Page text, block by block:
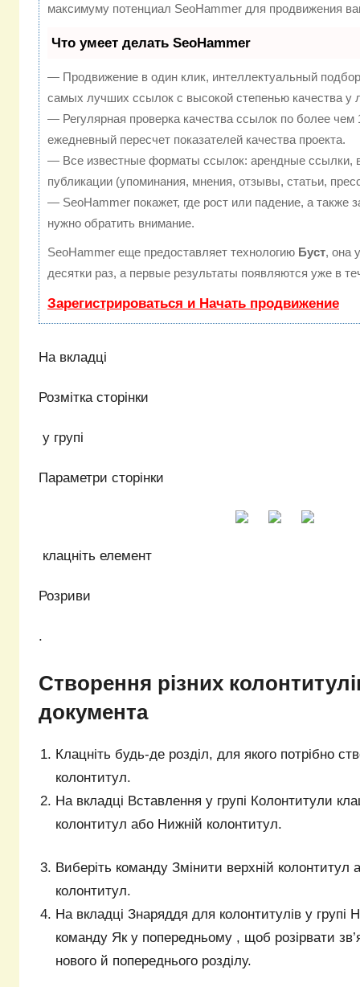
максимуму потенциал SeoHammer для продвижения
Что умеет делать SeoHammer
— Продвижение в один клик, интеллектуальный подбор
самых лучших ссылок с высокой степенью качества у
— Регулярная проверка качества ссылок по более чем
ежедневный пересчет показателей качества проекта.
— Все известные форматы ссылок: арендные ссылки,
публикации (упоминания, мнения, отзывы, статьи,
— SeoHammer покажет, где рост или падение, а также
нужно обратить внимание.
SeoHammer еще предоставляет технологию Буст, она
десятки раз, а первые результаты появляются уже в
Зарегистрироваться и Начать продвижение
На вкладці
Розмітка сторінки
у групі
Параметри сторінки
клацніть елемент
Розриви
.
Створення різних
документа
Клацніть будь-де розділ, для якого потрібно
колонтитул.
На вкладці Вставлення у групі Колонтитули
колонтитул або Нижній колонтитул.
Виберіть команду Змінити верхній колонтитул
колонтитул.
На вкладці Знаряддя для колонтитулів у групі
команду Як у попередньому , щоб розірвати
нового й попереднього розділу.